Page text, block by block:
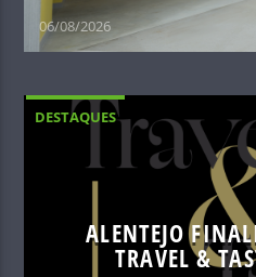
06/08/2026
DESTAQUES
ALENTEJO
TRAVEL &